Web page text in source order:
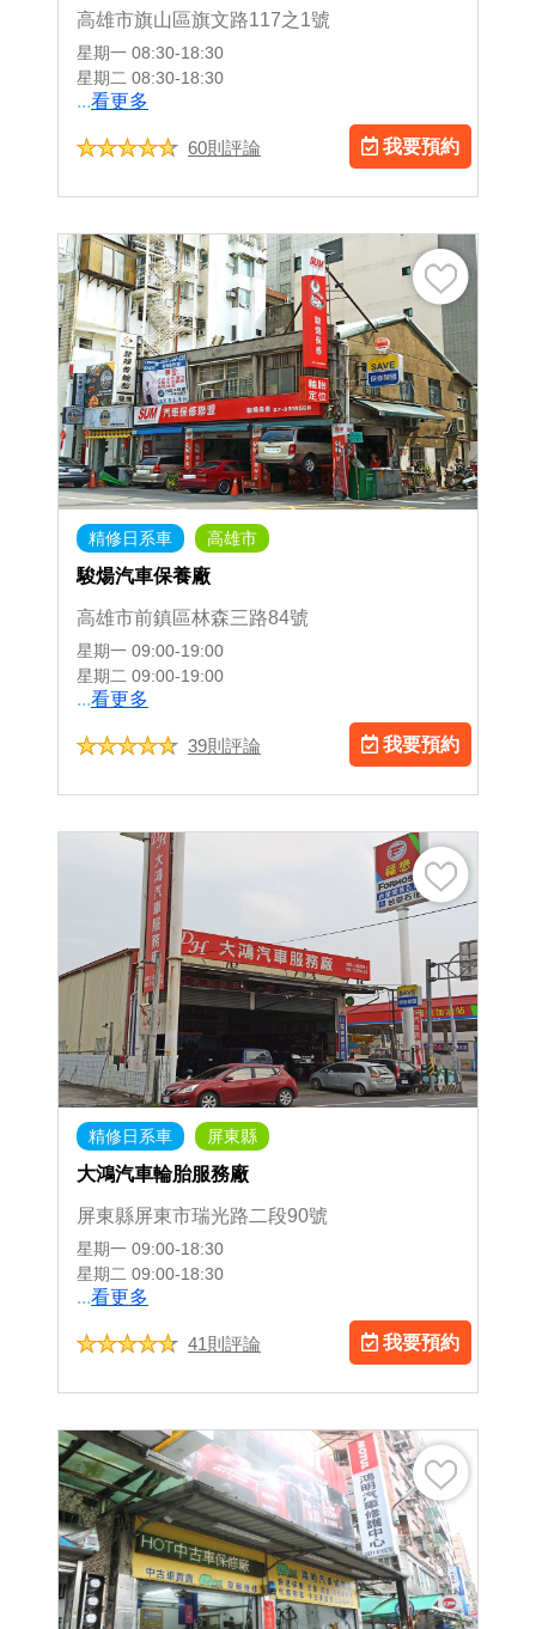
高雄市旗山區旗文路117之1號
星期一 08:30-18:30
星期二 08:30-18:30
...看更多
60則評論 我要預約
精修日系車 高雄市
駿煬汽車保養廠
高雄市前鎮區林森三路84號
星期一 09:00-19:00
星期二 09:00-19:00
...看更多
39則評論 我要預約
精修日系車 屏東縣
大鴻汽車輪胎服務廠
屏東縣屏東市瑞光路二段90號
星期一 09:00-18:30
星期二 09:00-18:30
...看更多
41則評論 我要預約